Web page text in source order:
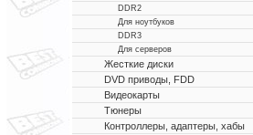
DDR2
Для ноутбуков
DDR3
Для серверов
Жесткие диски
DVD приводы, FDD
Видеокарты
Тюнеры
Контроллеры, адаптеры, хабы